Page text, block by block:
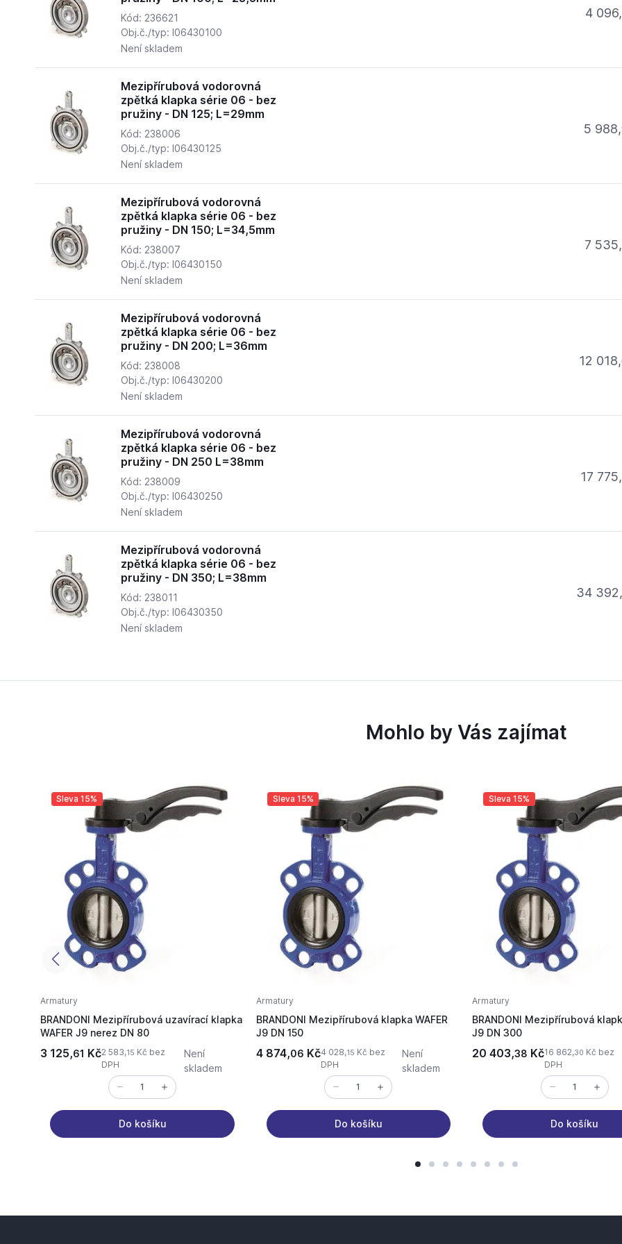
Kód: 236621
Obj.č./typ: I06430100
Není skladem
4 096,
Mezipřírubová vodorovná
zpětká klapka série 06 - bez
pružiny - DN 125; L=29mm
Kód: 238006
Obj.č./typ: I06430125
Není skladem
5 988,
Mezipřírubová vodorovná
zpětká klapka série 06 - bez
pružiny - DN 150; L=34,5mm
Kód: 238007
Obj.č./typ: I06430150
Není skladem
7 535,
Mezipřírubová vodorovná
zpětká klapka série 06 - bez
pružiny - DN 200; L=36mm
Kód: 238008
Obj.č./typ: I06430200
Není skladem
12 018,
Mezipřírubová vodorovná
zpětká klapka série 06 - bez
pružiny - DN 250 L=38mm
Kód: 238009
Obj.č./typ: I06430250
Není skladem
17 775,
Mezipřírubová vodorovná
zpětká klapka série 06 - bez
pružiny - DN 350; L=38mm
Kód: 238011
Obj.č./typ: I06430350
Není skladem
34
Mohlo by Vás zajímat
Sleva 15%
Armatury
BRANDONI Mezipřírubová uzavírací klapka
WAFER J9 nerez DN 80
3 125,61 Kč2 583,15 Kč bez
DPH
Není
skladem
Do košíku
Sleva 15%
Armatury
BRANDONI Mezipřírubová klapka WAFER
J9 DN 150
4 874,06 Kč4 028,15 Kč bez
DPH
Není
skladem
Do košíku
Sleva 15%
Armatury
BRANDONI Mezipřírubová
J9 DN 300
20 403,38 Kč16 862,30 Kč bez
DPH
Do košíku